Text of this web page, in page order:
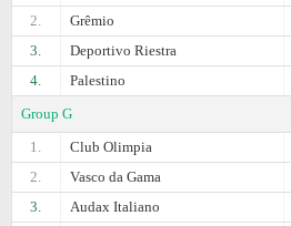
2.
Grêmio
3.
Deportivo Riestra
4.
Palestino
Group G
1.
Club Olimpia
2.
Vasco da Gama
3.
Audax Italiano